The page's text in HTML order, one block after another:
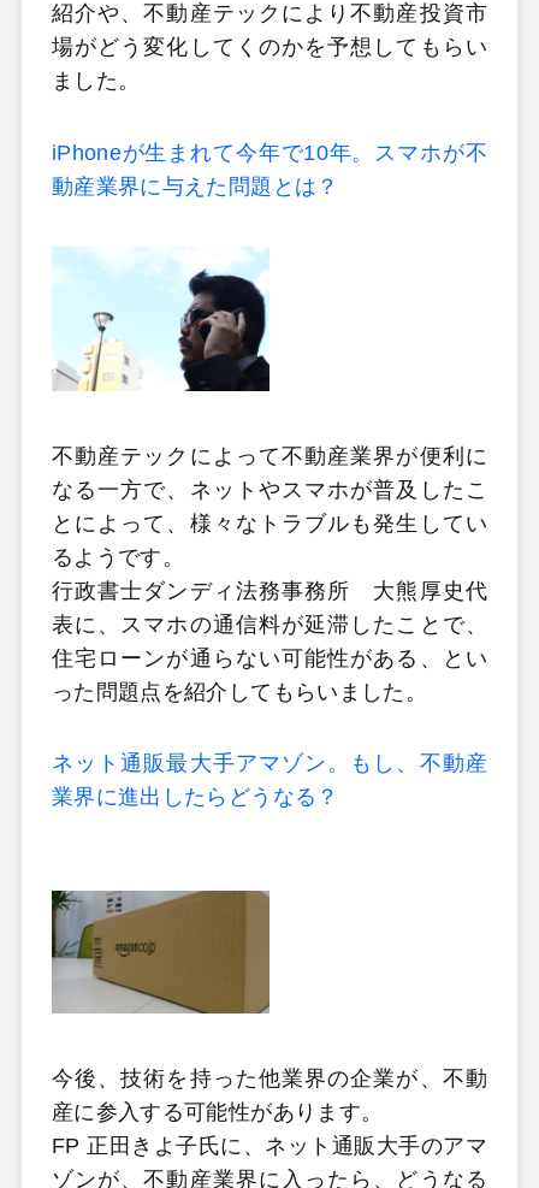
紹介や、不動産テックにより不動産投資市
場がどう変化してくのかを予想してもらい
ました。
iPhoneが生まれて今年で10年。スマホが不
動産業界に与えた問題とは？
不動産テックによって不動産業界が便利に
なる一方で、ネットやスマホが普及したこ
とによって、様々なトラブルも発生してい
るようです。
行政書士ダンディ法務事務所 大熊厚史代
表に、スマホの通信料が延滞したことで、
住宅ローンが通らない可能性がある、とい
った問題点を紹介してもらいました。
ネット通販最大手アマゾン。もし、不動産
業界に進出したらどうなる？
今後、技術を持った他業界の企業が、不動
産に参入する可能性があります。
FP 正田きよ子氏に、ネット通販大手のアマ
ゾンが、不動産業界に入ったら、どうなる